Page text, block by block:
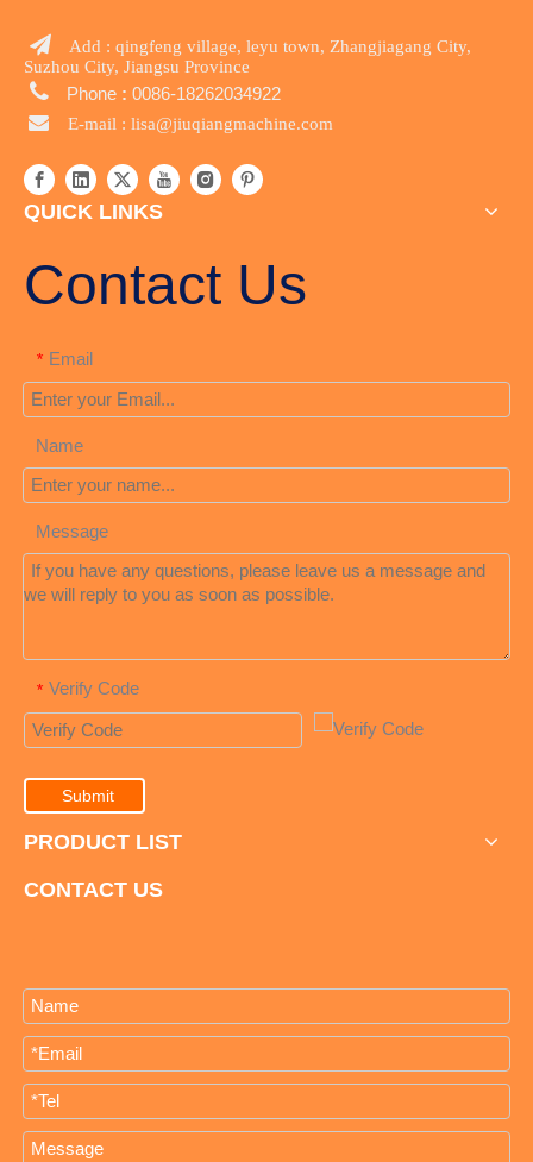

Add : qingfeng village, leyu town, Zhangjiagang City,
Suzhou City, Jiangsu Province
 Phone : 0086-18262034922

E-mail : lisa@jiuqiangmachine.com
QUICK LINKS
Contact Us
* Email
Name
Message
* Verify Code
Submit
PRODUCT LIST
CONTACT US